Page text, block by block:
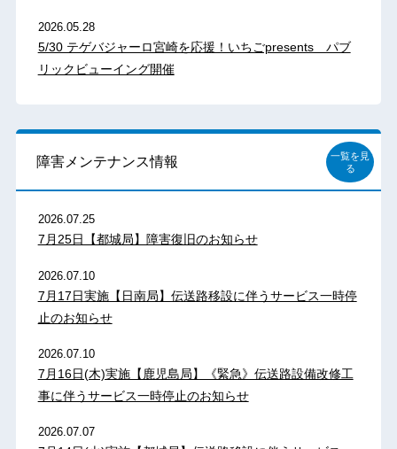
2026.05.28
5/30 テゲバジャーロ宮崎を応援！いちごpresents パブ
リックビューイング開催
障害メンテナンス情報
一覧を見
る
2026.07.25
7月25日【都城局】障害復旧のお知らせ
2026.07.10
7月17日実施【日南局】伝送路移設に伴うサービス一時停
止のお知らせ
2026.07.10
7月16日(木)実施【鹿児島局】《緊急》伝送路設備改修工
事に伴うサービス一時停止のお知らせ
2026.07.07